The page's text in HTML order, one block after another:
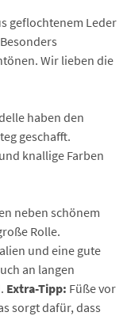
geflochtenem Leder
Wir lieben die
haben den
geschafft.
knallige Farben
neben schönem
Rolle.
und eine gute
an langen
Extra-Tipp: Füße vor
sorgt dafür, dass